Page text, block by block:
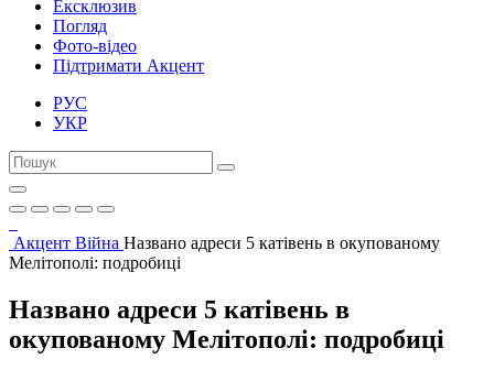
Ексклюзив
Погляд
Фото-відео
Підтримати Акцент
РУС
УКР
Акцент Війна Названо адреси 5 катівень в окупованому
Мелітополі: подробиці
Названо адреси 5 катівень в
окупованому Мелітополі: подробиці